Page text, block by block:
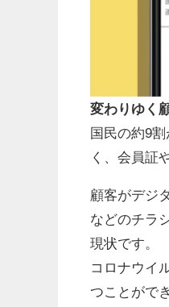
変わりゆく
国民の約9
く、会員証
顧客がデジ
などのチラ
現状です。
コロナウイ
つことがで